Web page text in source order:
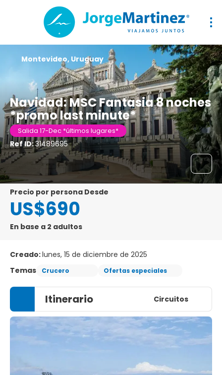
Navidad: MSC Fantasia 8 noches
*promo last minute*
Salida 17-Dec *últimos lugares*
Ref ID:31489695
Montevideo, Uruguay
precio por persona Desde
US$690
En base a 2 adultos
Creado:lunes, 15 de diciembre de 2025
Temas
Crucero Ofertas especiales
Itinerario Circuitos